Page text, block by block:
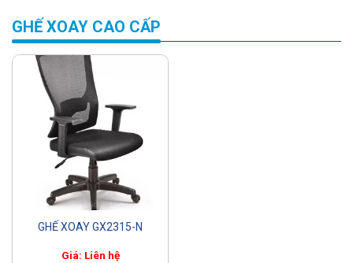
GHẾ XOAY CAO CẤP
GHẾ XOAY GX2315-N
Giá: Liên hệ